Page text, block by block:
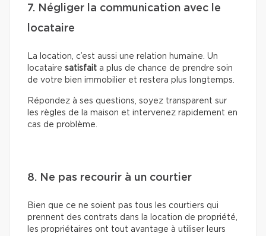
7. Négliger la communication avec le
locataire
La location, c’est aussi une relation humaine. Un
locataire satisfait a plus de chance de prendre soin
de votre bien immobilier et restera plus longtemps.
Répondez à ses questions, soyez transparent sur
les règles de la maison et intervenez rapidement en
cas de problème.
8. Ne pas recourir à un courtier
Bien que ce ne soient pas tous les courtiers qui
prennent des contrats dans la location de propriété,
les propriétaires ont tout avantage à utiliser leurs